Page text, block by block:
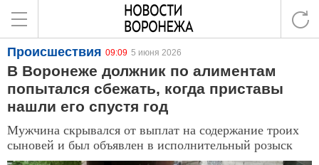
Происшествия 09:09 5 июня 2026
В Воронеже должник по алиментам
попытался сбежать, когда приставы
нашли его спустя год
Мужчина скрывался от выплат на содержание троих
сыновей и был объявлен в исполнительный розыск